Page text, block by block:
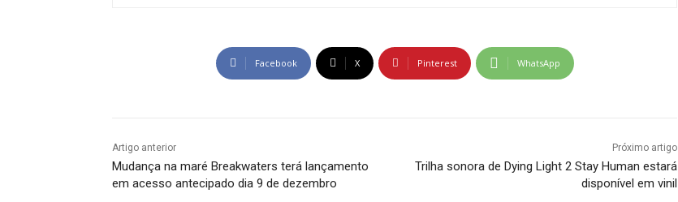
Facebook X Pinterest WhatsApp
Artigo anterior
Mudança na maré Breakwaters terá lançamento
em acesso antecipado dia 9 de dezembro
Próximo artigo
Trilha sonora de Dying Light 2 Stay Human estará
disponível em vinil